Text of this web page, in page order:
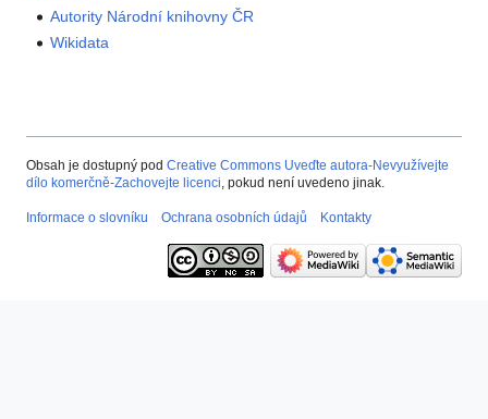
Autority Národní knihovny ČR
Wikidata
Obsah je dostupný pod Creative Commons Uveďte autora-Nevyužívejte
dílo komerčně-Zachovejte licenci, pokud není uvedeno jinak.
Informace o slovníku Ochrana osobních údajů Kontakty